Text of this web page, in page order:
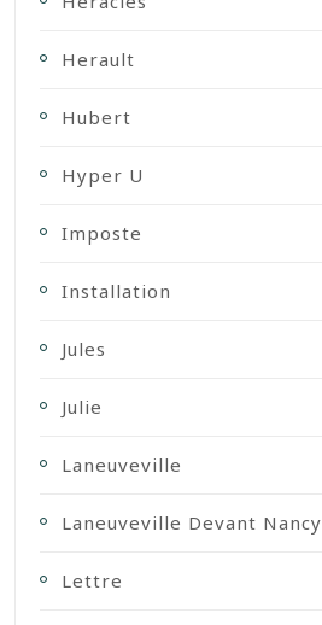
Herault
Hubert
Hyper U
Imposte
Installation
Jules
Julie
Laneuveville
Laneuveville Devant Nancy
Lettre